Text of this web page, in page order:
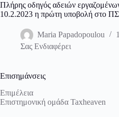
Πλήρης οδηγός αδειών
10.2.2023 η πρώτη υποβολή στο
Maria Papadopoulou
Σας Ενδιαφέρει
Επισημάνσεις
Επιμέλεια
Επιστημονική ομάδα Taxheaven